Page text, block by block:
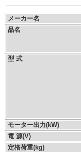
メーカー名
品名
型 式
モーター出力(kW)
電 源(V)
定格荷重(kg)